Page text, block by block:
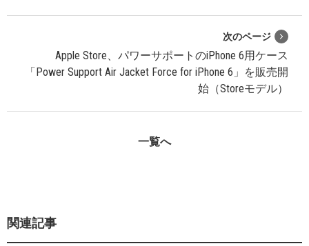
次のページ
Apple Store、パワーサポートのiPhone 6用ケース
「Power Support Air Jacket Force for iPhone 6」を販売開
始（Storeモデル）
一覧へ
関連記事